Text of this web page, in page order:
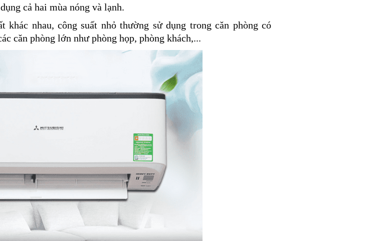
cả hai mùa nóng và lạnh.
khác nhau, công suất nhỏ thường sử dụng trong căn phòng có
căn phòng lớn như phòng họp, phòng khách,...